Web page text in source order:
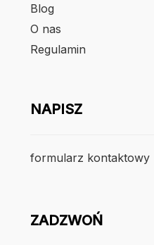
Blog
O nas
Regulamin
NAPISZ
formularz kontaktowy
ZADZWOŃ